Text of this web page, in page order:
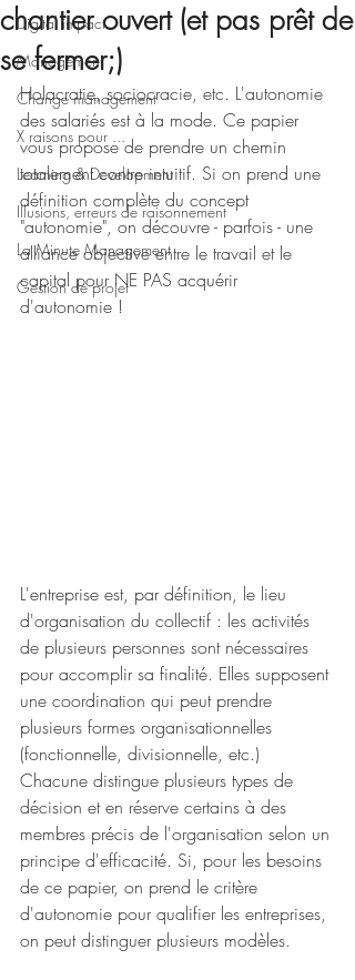
Digital impact
Management
Change management
X raisons pour ...
Learning & Development
Illusions, erreurs de raisonnement
La Minute Management
Gestion de projet
chantier ouvert (et pas prêt de
se fermer;)
Holacratie, sociocracie, etc. L'autonomie
des salariés est à la mode. Ce papier
vous propose de prendre un chemin
totalement contre intuitif. Si on prend une
définition complète du concept
"autonomie", on découvre - parfois - une
alliance objective entre le travail et le
capital pour NE PAS acquérir
d'autonomie !
L'entreprise est, par définition, le lieu
d'organisation du collectif : les activités
de plusieurs personnes sont nécessaires
pour accomplir sa finalité. Elles supposent
une coordination qui peut prendre
plusieurs formes organisationnelles
(fonctionnelle, divisionnelle, etc.)
Chacune distingue plusieurs types de
décision et en réserve certains à des
membres précis de l'organisation selon un
principe d'efficacité. Si, pour les besoins
de ce papier, on prend le critère
d'autonomie pour qualifier les entreprises,
on peut distinguer plusieurs modèles.